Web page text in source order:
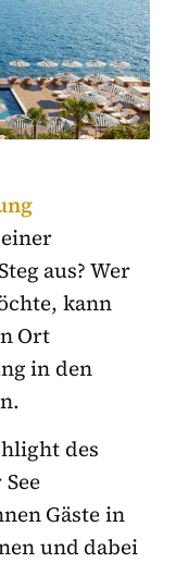
aus? Wer
kann
Ort
in den
des
Gäste in
und dabei